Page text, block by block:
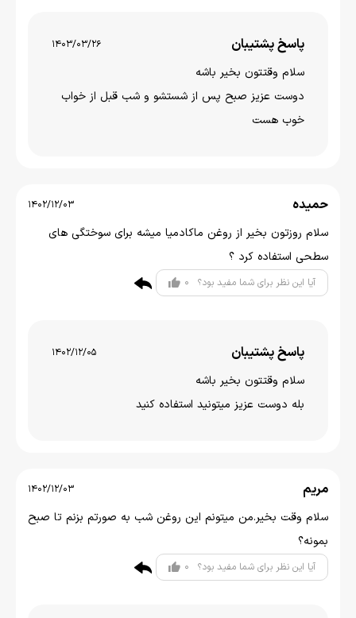
پاسخ پشتیبان 1403/03/26
سلام وقتتون بخير باشه
دوست عزیز صبح پس از شستشو و شب قبل از خواب
خوب هست
حمیده 1402/12/03
سلام روزتون بخیر از روغن ماکادمیا میشه برای سوختگی های
سطحی استفاده کرد ؟
آیا این نظر برای شما مفید بود؟ 0
پاسخ پشتیبان 1402/12/05
سلام وقتتون بخير باشه
بله دوست عزیز میتونید استفاده کنید
مریم 1402/12/03
سلام وقت بخیر.من میتونم این روغن شب به صورتم بزنم تا صبح
بمونه؟
آیا این نظر برای شما مفید بود؟ 0